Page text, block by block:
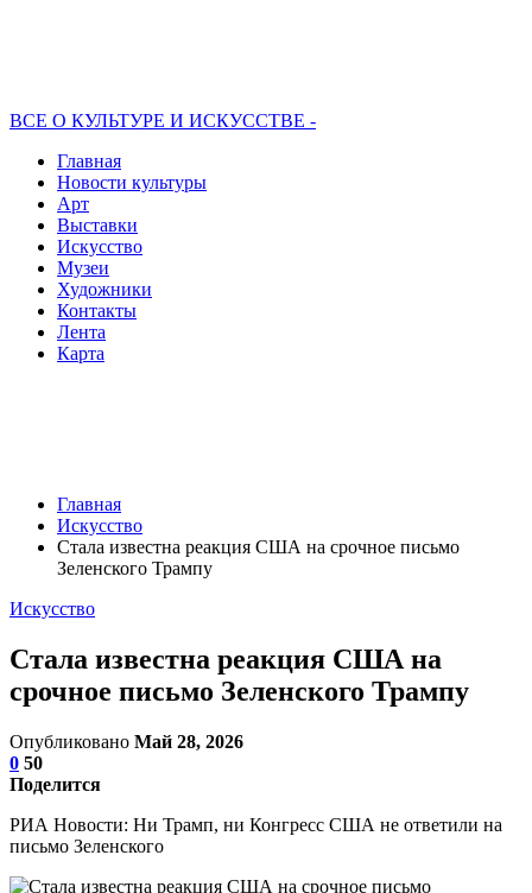
ВСЕ О КУЛЬТУРЕ И ИСКУССТВЕ -
Главная
Новости культуры
Арт
Выставки
Искусство
Музеи
Художники
Контакты
Лента
Карта
Главная
Искусство
Стала известна реакция США на срочное письмо
Зеленского Трампу
Искусство
Стала известна реакция США на
срочное письмо Зеленского Трампу
Опубликовано Май 28, 2026
0 50
Поделится
РИА Новости: Ни Трамп, ни Конгресс США не ответили на
письмо Зеленского